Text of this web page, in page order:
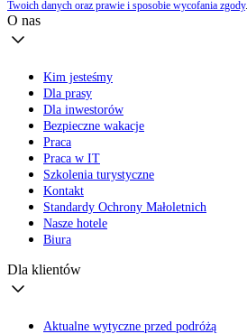
Twoich danych oraz prawie i sposobie wycofania zgody.
O nas
Kim jesteśmy
Dla prasy
Dla inwestorów
Bezpieczne wakacje
Praca
Praca w IT
Szkolenia turystyczne
Kontakt
Standardy Ochrony Małoletnich
Nasze hotele
Biura
Dla klientów
Aktualne wytyczne przed podróżą